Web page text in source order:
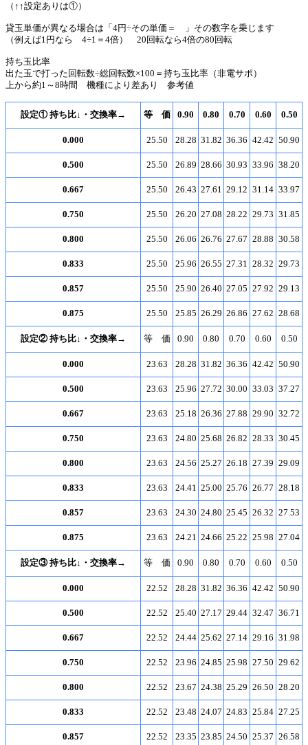
（↑↑設定ありは①）
貸玉単価が異なる場合は「4円÷その単価＝ 」その数字を乗じます
（例えば1円なら 4÷1＝4倍） 20回転なら4倍の80回転
持ち玉比率
出た玉で打った回転数÷総回転数×100＝持ち玉比率（非電サポ）
上から約1～8時間 機種により差あり 参考値
設定① 持ち比↓・交換率→ 等 価 0.90 0.80 0.70 0.60 0.50
0.000 25.50 28.28 31.82 36.36 42.42 50.90
0.500 25.50 26.89 28.66 30.93 33.96 38.20
0.667 25.50 26.43 27.61 29.12 31.14 33.97
0.750 25.50 26.20 27.08 28.22 29.73 31.85
0.800 25.50 26.06 26.76 27.67 28.88 30.58
0.833 25.50 25.96 26.55 27.31 28.32 29.73
0.857 25.50 25.90 26.40 27.05 27.92 29.13
0.875 25.50 25.85 26.29 26.86 27.62 28.68
設定② 持ち比↓・交換率→ 等 価 0.90 0.80 0.70 0.60 0.50
0.000 23.63 28.28 31.82 36.36 42.42 50.90
0.500 23.63 25.96 27.72 30.00 33.03 37.27
0.667 23.63 25.18 26.36 27.88 29.90 32.72
0.750 23.63 24.80 25.68 26.82 28.33 30.45
0.800 23.63 24.56 25.27 26.18 27.39 29.09
0.833 23.63 24.41 25.00 25.76 26.77 28.18
0.857 23.63 24.30 24.80 25.45 26.32 27.53
0.875 23.63 24.21 24.66 25.22 25.98 27.04
設定③ 持ち比↓・交換率→ 等 価 0.90 0.80 0.70 0.60 0.50
0.000 22.52 28.28 31.82 36.36 42.42 50.90
0.500 22.52 25.40 27.17 29.44 32.47 36.71
0.667 22.52 24.44 25.62 27.14 29.16 31.98
0.750 22.52 23.96 24.85 25.98 27.50 29.62
0.800 22.52 23.67 24.38 25.29 26.50 28.20
0.833 22.52 23.48 24.07 24.83 25.84 27.25
0.857 22.52 23.35 23.85 24.50 25.37 26.58